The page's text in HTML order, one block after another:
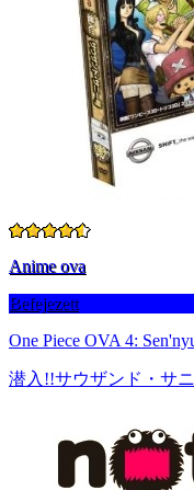
Anime ova
Befejezett
One Piece OVA 4:
潜入!!サウザンド・サ